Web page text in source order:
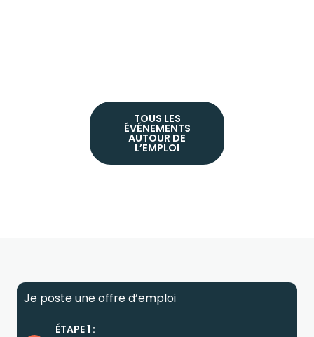
TOUS LES
ÉVÉNEMENTS
AUTOUR DE
L’EMPLOI
Je poste une offre d’emploi
ÉTAPE 1 :